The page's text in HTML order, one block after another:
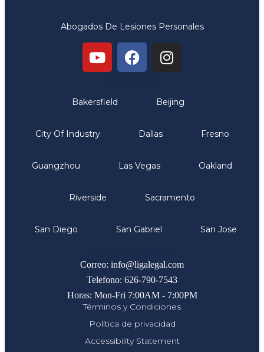
Abogados De Lesiones Personales
Bakersfield Beijing
City Of Industry Dallas Fresno
Guangzhou Las Vegas Oakland
Riverside Sacramento
San Diego San Gabriel San Jose
Correo: info@ligalegal.com
Telefono: 626-790-7543
Horas: Mon-Fri 7:00AM - 7:00PM
Términos y Condiciones
Política de privacidad
Accessibility Statement